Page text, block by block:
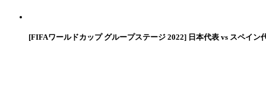
[FIFAワールドカップ グループステージ 2022] 日本代表 vs スペイン